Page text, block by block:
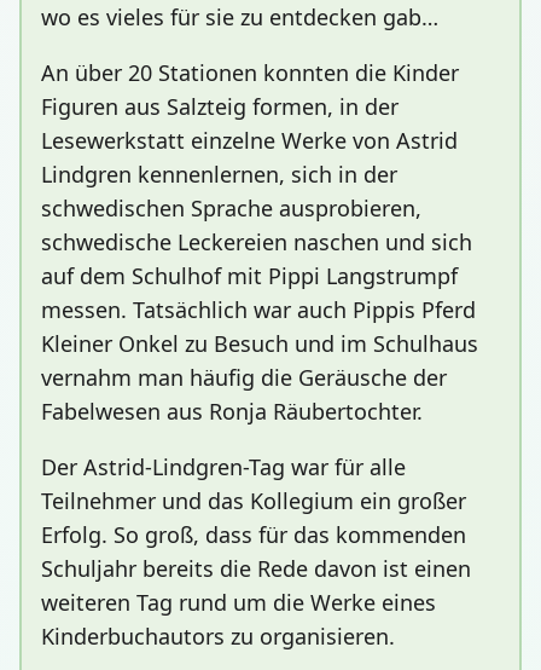
wo es vieles für sie zu entdecken gab…
An über 20 Stationen konnten die Kinder
Figuren aus Salzteig formen, in der
Lesewerkstatt einzelne Werke von Astrid
Lindgren kennenlernen, sich in der
schwedischen Sprache ausprobieren,
schwedische Leckereien naschen und sich
auf dem Schulhof mit Pippi Langstrumpf
messen. Tatsächlich war auch Pippis Pferd
Kleiner Onkel zu Besuch und im Schulhaus
vernahm man häufig die Geräusche der
Fabelwesen aus Ronja Räubertochter.
Der Astrid-Lindgren-Tag war für alle
Teilnehmer und das Kollegium ein großer
Erfolg. So groß, dass für das kommenden
Schuljahr bereits die Rede davon ist einen
weiteren Tag rund um die Werke eines
Kinderbuchautors zu organisieren.